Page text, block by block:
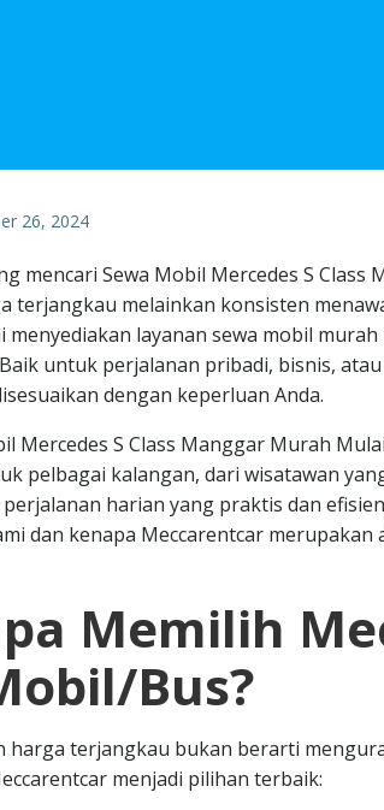
26, 2024
mencari Sewa Mobil Mercedes S
terjangkau melainkan konsisten
menyediakan layanan sewa mobil
untuk perjalanan pribadi, bisnis,
dengan keperluan Anda.
Mercedes S Class Manggar Murah
pelbagai kalangan, dari wisatawan
harian yang praktis dan
dan kenapa Meccarentcar
Memilih
Bus?
harga terjangkau bukan berarti
menjadi pilihan terbaik: